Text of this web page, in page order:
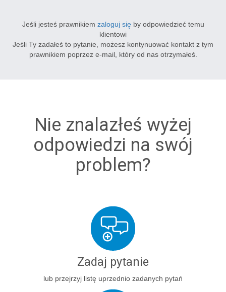
Jeśli jesteś prawnikiem zaloguj się by odpowiedzieć temu
klientowi
Jeśli Ty zadałeś to pytanie, możesz kontynuować kontakt z tym
prawnikiem poprzez e-mail, który od nas otrzymałeś.
Nie znalazłeś wyżej
odpowiedzi na swój
problem?
Zadaj pytanie
lub przejrzyj listę uprzednio zadanych pytań